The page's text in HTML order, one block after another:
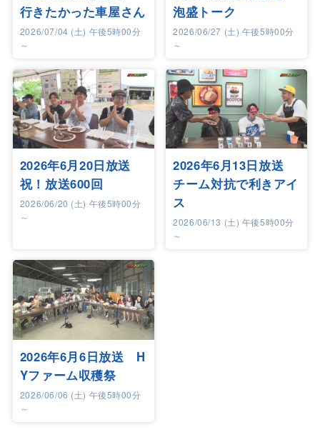
行きたかった車屋さん
2026/07/04 (土) 午後5時00分
～
泡盛トーク
2026/06/27 (土) 午後5時00分
～
2026年6月20日放送
祝！放送600回
2026/06/20 (土) 午後5時00分
～
2026年6月13日放送
チーム対抗で利きアイ
ス
2026/06/13 (土) 午後5時00分
～
2026年6月6日放送 H
Yファーム収穫祭
2026/06/06 (土) 午後5時00分
～